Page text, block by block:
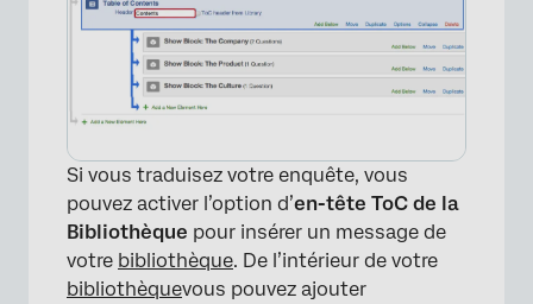
Si vous traduisez votre enquête, vous
pouvez activer l’option d’en-tête ToC de la
Bibliothèque pour insérer un message de
votre bibliothèque. De l’intérieur de votre
bibliothèquevous pouvez ajouter